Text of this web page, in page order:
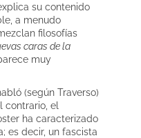
su contenido
a menudo
filosofías
caras de la
muy
(según Traverso)
contrario, el
ha caracterizado
es decir, un fascista